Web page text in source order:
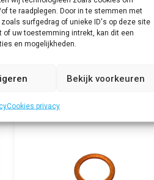
te raadplegen. Door in te stemmen met
surfgedrag of unieke ID's op deze site
uw toestemming intrekt, kan dit een
en mogelijkheden.
Bekijk voorkeuren
Cookies privacy
Bekijk product